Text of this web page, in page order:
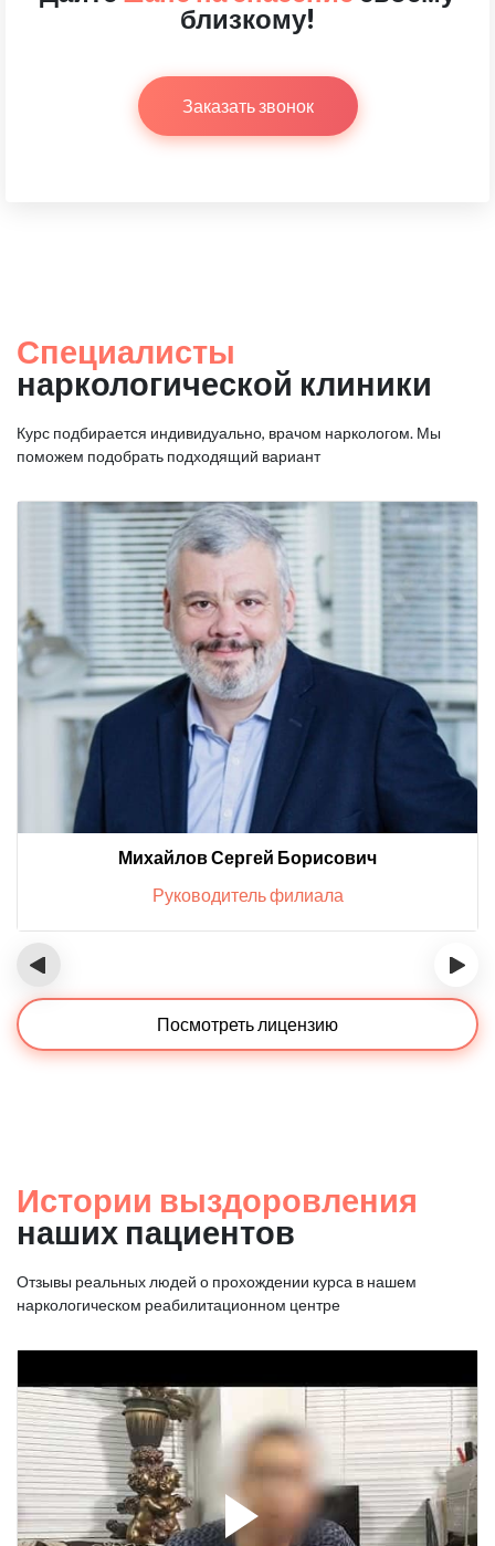
близкому!
Заказать звонок
Специалисты
наркологической клиники
Курс подбирается индивидуально, врачом наркологом. Мы
поможем подобрать подходящий вариант
Михайлов Сергей Борисович
Руководитель филиала
‹ ›
Посмотреть лицензию
Истории выздоровления
наших пациентов
Отзывы реальных людей о прохождении курса в нашем
наркологическом реабилитационном центре